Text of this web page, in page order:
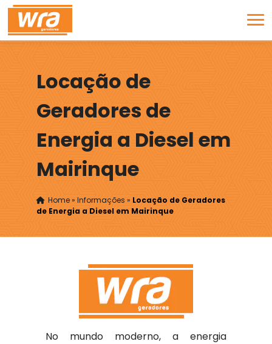
Locação de
Geradores de
Energia a Diesel em
Mairinque
Home» Informações » Locação de Geradores
de Energia a Diesel em Mairinque
No mundo moderno, a energia